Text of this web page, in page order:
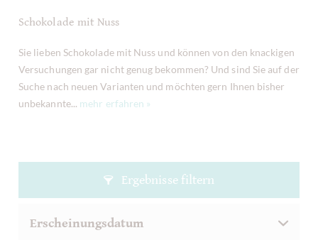
Schokolade mit Nuss
Sie lieben Schokolade mit Nuss und können von den knackigen
Versuchungen gar nicht genug bekommen? Und sind Sie auf der
Suche nach neuen Varianten und möchten gern Ihnen bisher
unbekannte... mehr erfahren »
Ergebnisse filtern